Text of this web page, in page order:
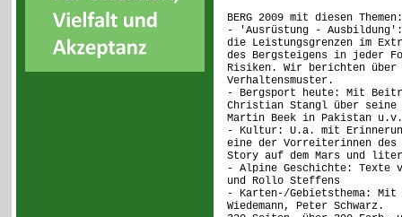
BERG 2009 mit diesen Themen:
- 'Ausrüstung - Ausbildung':
die Leistungsgrenzen im
des Bergsteigens in jeder
Risiken. Wir berichten über
Verhaltensmuster.
- Bergsport heute: Mit
Christian Stangl über seine
Martin Beek in Pakistan
- Kultur: U.a. mit
eine der Vorreiterinnen
Story auf dem Mars und
- Alpine Geschichte: Texte
und Rollo Steffens
- Karten-/Gebietsthema: Mit
Wiedemann, Peter Schwarz.